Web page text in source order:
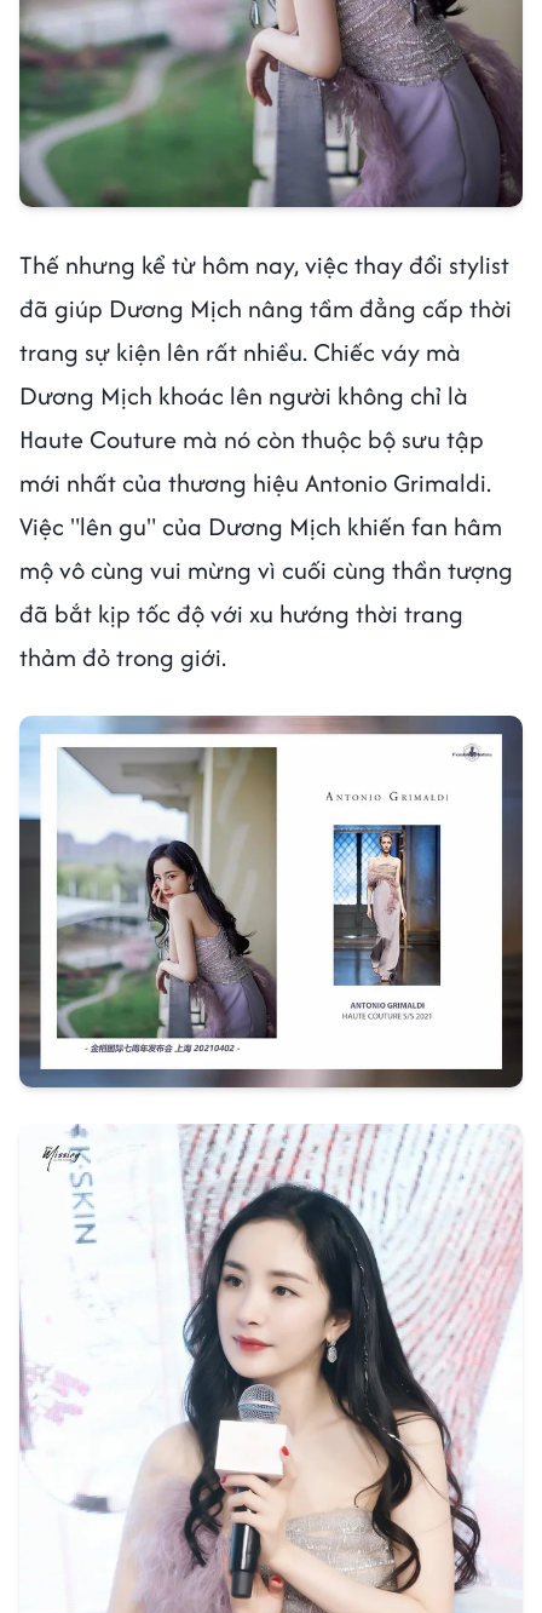
Thế nhưng kể từ hôm nay, việc thay đổi stylist
đã giúp Dương Mịch nâng tầm đẳng cấp thời
trang sự kiện lên rất nhiều. Chiếc váy mà
Dương Mịch khoác lên người không chỉ là
Haute Couture mà nó còn thuộc bộ sưu tập
mới nhất của thương hiệu Antonio Grimaldi.
Việc "lên gu" của Dương Mịch khiến fan hâm
mộ vô cùng vui mừng vì cuối cùng thần tượng
đã bắt kịp tốc độ với xu hướng thời trang
thảm đỏ trong giới.